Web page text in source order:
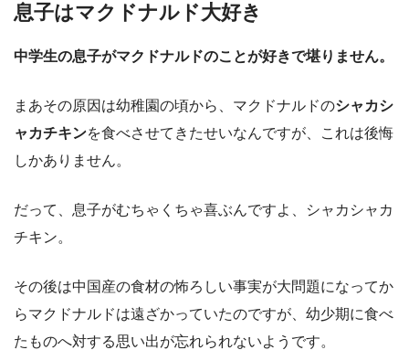
息子はマクドナルド大好き
中学生の息子がマクドナルドのことが好きで堪りません。
まあその原因は幼稚園の頃から、マクドナルドのシャカシ
ャカチキンを食べさせてきたせいなんですが、これは後悔
しかありません。
だって、息子がむちゃくちゃ喜ぶんですよ、シャカシャカ
チキン。
その後は中国産の食材の怖ろしい事実が大問題になってか
らマクドナルドは遠ざかっていたのですが、幼少期に食べ
たものへ対する思い出が忘れられないようです。